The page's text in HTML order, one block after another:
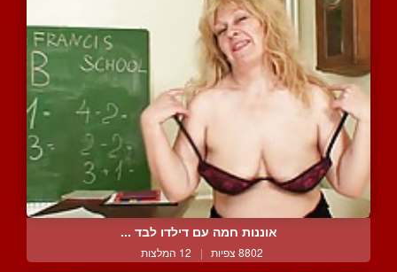
אוננות חמה עם דילדו לבד ...
8802 צפיות | 12 המלצות